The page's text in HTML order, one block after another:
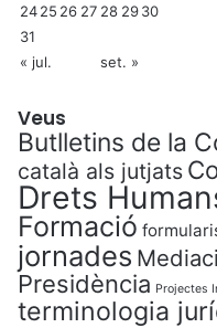
2425 26 27 28 2930
31
« jul.
set. »
Veus
Butlletins de la
català als jutjats
Drets
Formació
jornades
Presidència Projectes
terminologia